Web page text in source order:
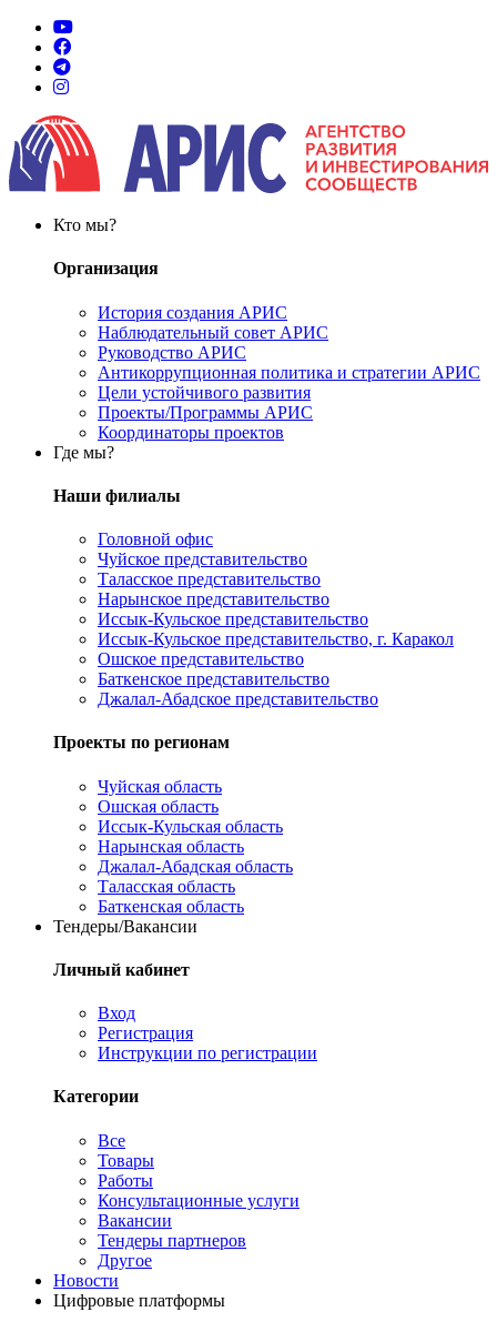
Кто мы?
Организация
История создания АРИС
Наблюдательный совет АРИС
Руководство АРИС
Антикоррупционная политика и стратегии АРИС
Цели устойчивого развития
Проекты/Программы АРИС
Координаторы проектов
Где мы?
Наши филиалы
Головной офис
Чуйское представительство
Таласское представительство
Нарынское представительство
Иссык-Кульское представительство
Иссык-Кульское представительство, г. Каракол
Ошское представительство
Баткенское представительство
Джалал-Абадское представительство
Проекты по регионам
Чуйская область
Ошская область
Иссык-Кульская область
Нарынская область
Джалал-Абадская область
Таласская область
Баткенская область
Тендеры/Вакансии
Личный кабинет
Вход
Регистрация
Инструкции по регистрации
Категории
Все
Товары
Работы
Консультационные услуги
Вакансии
Тендеры партнеров
Другое
Новости
Цифровые платформы